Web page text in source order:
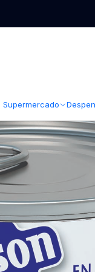
Supermercado
Surtido de